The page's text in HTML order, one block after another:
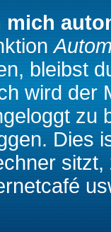
mich
bleibst
wird der
zu
Dies